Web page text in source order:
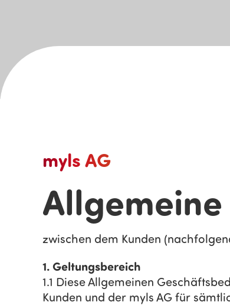
myls AG
zwischen dem Kunden
1. Geltungsbereich
1.1 Diese Allgemeinen
Kunden und der myls AG für